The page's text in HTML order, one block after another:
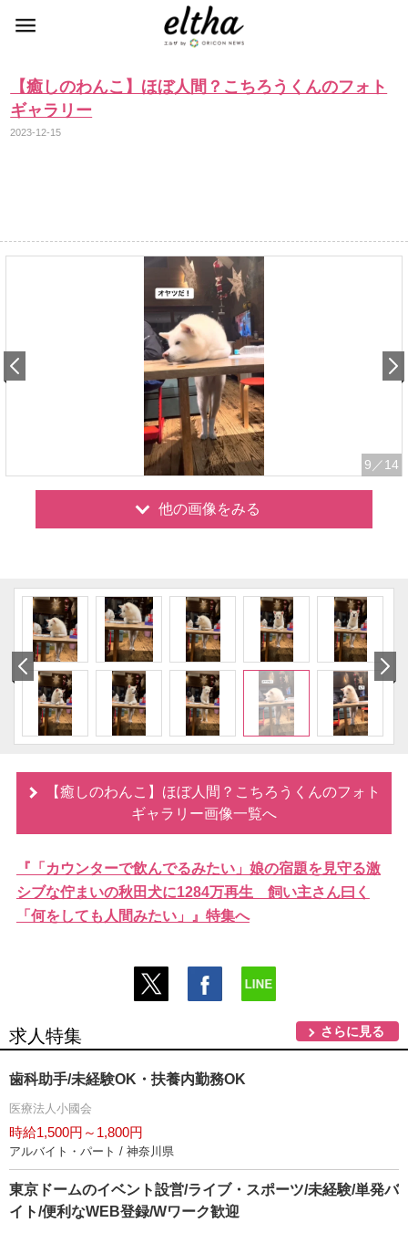
【癒しのわんこ】ほぼ人間？こちろうくんのフォト
ギャラリー
2023-12-15
9 ／14
他の画像をみる
【癒しのわんこ】ほぼ人間？こちろうくんのフォト
ギャラリー画像一覧へ
『「カウンターで飲んでるみたい」娘の宿題を見守る激
シブな佇まいの秋田犬に1284万再生 飼い主さん曰く
「何をしても人間みたい」』特集へ
求人特集 さらに見る
歯科助手/未経験OK・扶養内勤務OK
医療法人小國会
時給1,500円～1,800円
アルバイト・パート / 神奈川県
東京ドームのイベント設営/ライブ・スポーツ/未経験/単発バ
イト/便利なWEB登録/Wワーク歓迎